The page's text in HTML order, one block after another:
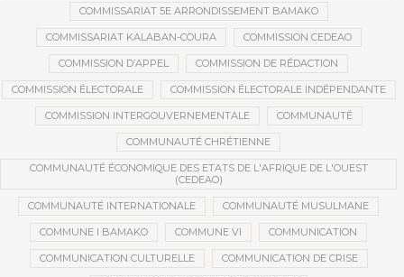
COMMISSARIAT 5E ARRONDISSEMENT BAMAKO
COMMISSARIAT KALABAN-COURA COMMISSION CEDEAO
COMMISSION D’APPEL COMMISSION DE RÉDACTION
COMMISSION ÉLECTORALE COMMISSION ÉLECTORALE INDÉPENDANTE
COMMISSION INTERGOUVERNEMENTALE COMMUNAUTÉ
COMMUNAUTÉ CHRÉTIENNE
COMMUNAUTÉ ÉCONOMIQUE DES ETATS DE L'AFRIQUE DE L'OUEST
(CEDEAO)
COMMUNAUTÉ INTERNATIONALE COMMUNAUTÉ MUSULMANE
COMMUNE I BAMAKO COMMUNE VI COMMUNICATION
COMMUNICATION CULTURELLE COMMUNICATION DE CRISE